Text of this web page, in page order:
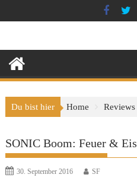
to
Du bist hier Home Reviews
SONIC Boom: Feuer & Eis
30. September 2016 SF